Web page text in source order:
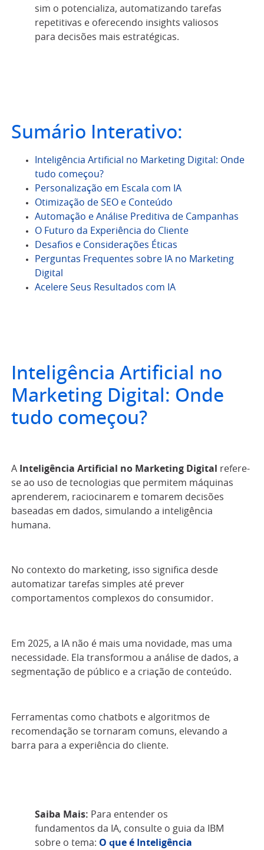
sim o potencializa, automatizando tarefas
repetitivas e oferecendo insights valiosos
para decisões mais estratégicas.
Sumário Interativo:
Inteligência Artificial no Marketing Digital: Onde
tudo começou?
Personalização em Escala com IA
Otimização de SEO e Conteúdo
Automação e Análise Preditiva de Campanhas
O Futuro da Experiência do Cliente
Desafios e Considerações Éticas
Perguntas Frequentes sobre IA no Marketing
Digital
Acelere Seus Resultados com IA
Inteligência Artificial no
Marketing Digital: Onde
tudo começou?
A Inteligência Artificial no Marketing Digital
refere-
se ao uso de tecnologias que permitem máquinas
aprenderem, raciocinarem e tomarem decisões
baseadas em dados, simulando a inteligência
humana.
No contexto do marketing, isso significa desde
automatizar tarefas simples até prever
comportamentos complexos do consumidor.
Em 2025, a IA não é mais uma novidade, mas uma
necessidade. Ela transformou a análise de dados, a
segmentação de público e a criação de conteúdo.
Ferramentas como chatbots e algoritmos de
recomendação se tornaram comuns, elevando a
barra para a experiência do cliente.
Saiba Mais: Para entender os
fundamentos da IA, consulte o guia da IBM
sobre o tema: O que é Inteligência